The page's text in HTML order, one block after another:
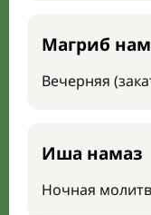
Магриб
Вечерняя
Иша намаз
Ночная